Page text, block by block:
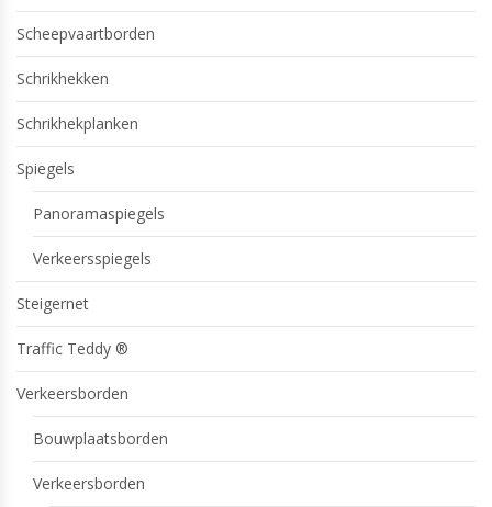
Scheepvaartborden
Schrikhekken
Schrikhekplanken
Spiegels
Panoramaspiegels
Verkeersspiegels
Steigernet
Traffic Teddy ®
Verkeersborden
Bouwplaatsborden
Verkeersborden